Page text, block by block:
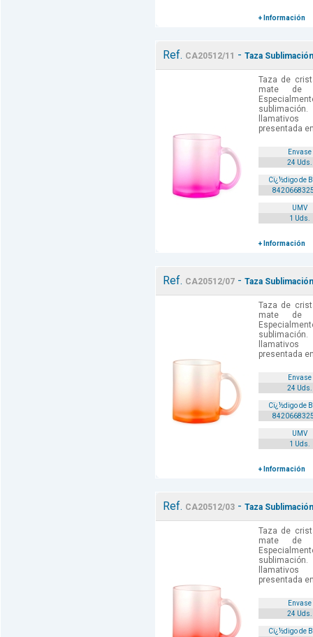
+ Información
Ref. CA20512/11 - Taza
Taza de
mate de
presentada
Envase
24 Uds.
Cï¿½digo de
UMV
1 Uds.
+ Información
Ref. CA20512/07 - Taza
Taza de
mate de
presentada
Envase
24 Uds.
Cï¿½digo de
UMV
1 Uds.
+ Información
Ref. CA20512/03 - Taza
Taza de
mate de
presentada
Envase
24 Uds.
Cï¿½digo de